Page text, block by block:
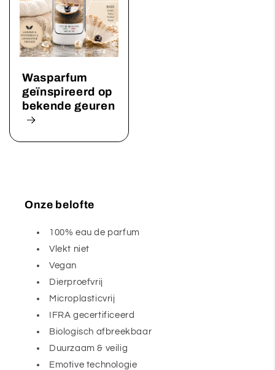
Wasparfum
geïnspireerd op
bekende geuren
Onze belofte
100% eau de parfum
Vlekt niet
Vegan
Dierproefvrij
Microplasticvrij
IFRA gecertificeerd
Biologisch afbreekbaar
Duurzaam & veilig
Emotive technologie